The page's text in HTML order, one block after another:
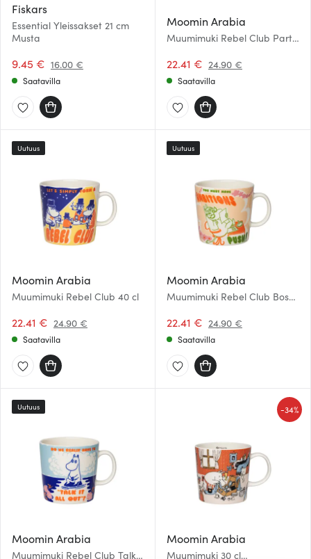
Fiskars
Essential Yleissakset 21 cm
Musta
9.45 € 16.00 €
Saatavilla
Moomin Arabia
Muumimuki Rebel Club Party
22.41 € 24.90 €
Saatavilla
Moomin Arabia
Muumimuki Rebel Club 40 cl
22.41 € 24.90 €
Uutuus
Saatavilla
Moomin Arabia
Muumimuki Rebel Club Boss
22.41 € 24.90 €
Uutuus
Saatavilla
Moomin Arabia
Muumimuki Rebel Club Talk it
Uutuus
Moomin Arabia
Muumimuki 30 cl
-34%